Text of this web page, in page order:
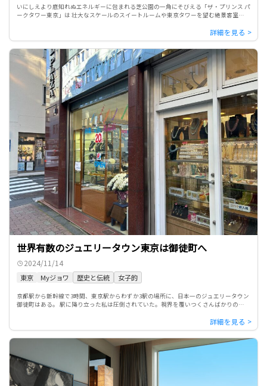
いにしえより底知れぬエネルギーに包まれる芝公園の一角にそびえる「ザ・プリンス パ
ークタワー東京」は 壮大なスケールのスイートルームや東京タワーを望む絶景客室、地
世界有数のジュエリータウン東京は御徒町へ
2024/11/14
東京 Myジョワ 歴史と伝統 女子的
京都駅から新幹線で3時間、東京駅からわずか3駅の場所に、日本一のジュエリータウン
御徒町はある。 駅に降り立った私は圧倒されていた。視界を覆いつくさんばかりの『ダ